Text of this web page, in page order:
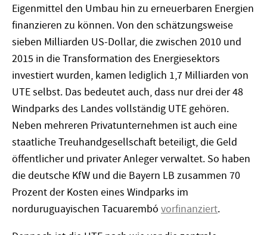
Eigenmittel den Umbau hin zu erneuerbaren Energien
finanzieren zu können. Von den schätzungsweise
sieben Milliarden US-Dollar, die zwischen 2010 und
2015 in die Transformation des Energiesektors
investiert wurden, kamen lediglich 1,7 Milliarden von
UTE selbst. Das bedeutet auch, dass nur drei der 48
Windparks des Landes vollständig UTE gehören.
Neben mehreren Privatunternehmen ist auch eine
staatliche Treuhandgesellschaft beteiligt, die Geld
öffentlicher und privater Anleger verwaltet. So haben
die deutsche KfW und die Bayern LB zusammen 70
Prozent der Kosten eines Windparks im
norduruguayischen Tacuarembó vorfinanziert.